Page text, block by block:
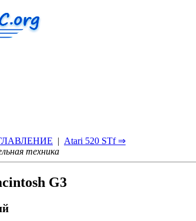
| Atari 520 STf ⇒
техника
G3